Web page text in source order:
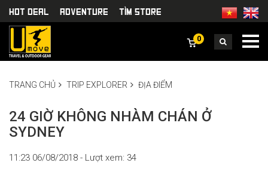
HOT DEAL Adventure TÌm Store
0
TRANG CHỦ TRIP EXPLORER ĐỊA ĐIỂM
24 GIỜ KHÔNG NHÀM CHÁN Ở
SYDNEY
11:23 06/08/2018 - Lượt xem: 34